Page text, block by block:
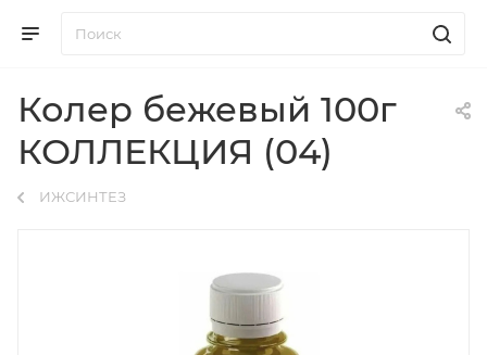
Колер бежевый 100г
КОЛЛЕКЦИЯ (04)
ИЖСИНТЕЗ